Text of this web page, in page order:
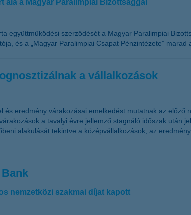
a Magyar Paralimpiai Bizottsággal
együttműködési szerződését a Magyar Paralimpiai
és a „Magyar Paralimpiai Csapat Pénzintézete” marad
a vállalkozások
eredmény várakozásai emelkedést mutatnak az
a tavalyi évre jellemző stagnáló időszak után
alakulását tekintve a középvállalkozások, az
nemzetközi szakmai díjat kapott